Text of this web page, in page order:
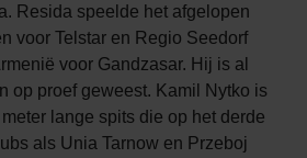
Resida speelde het afgelopen
voor Telstar en Regio Seedorf
voor Gandzasar. Hij is al
op proef geweest. Kamil Nytko is
lange spits die op het derde
als Unia Tarnow en Przeboj